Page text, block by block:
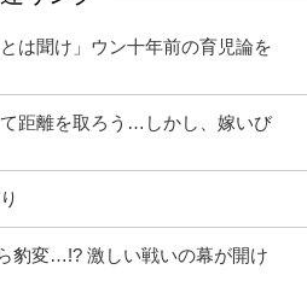
は聞け」ウン十年前の育児論を
距離を取ろう…しかし、嫁いび
豹変…!? 激しい戦いの幕が開け